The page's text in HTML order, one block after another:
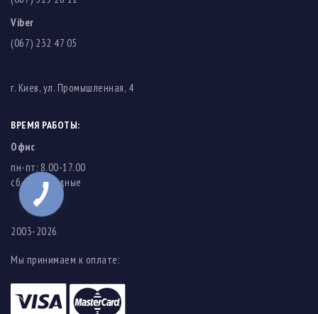
Viber
(067) 232 47 05
г. Киев, ул. Промышленная, 4
ВРЕМЯ РАБОТЫ:
Офис
пн-пт: 8.00-17.00
cб-вс: выходные
2003-2026
Мы принимаем к оплате: